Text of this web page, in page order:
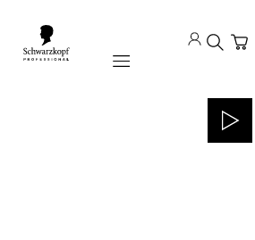
Mobile navigation